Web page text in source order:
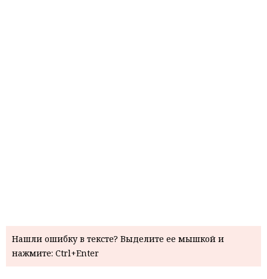
Нашли ошибку в тексте? Выделите ее мышкой и
нажмите: Ctrl+Enter